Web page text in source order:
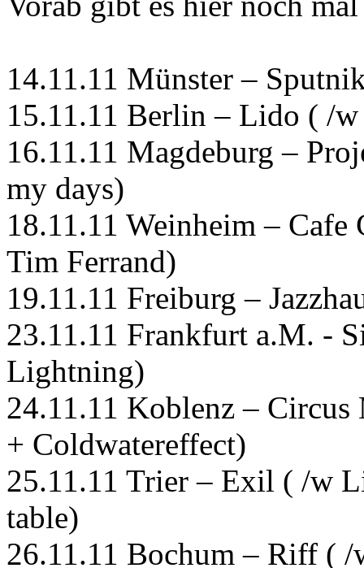
14.11.11 Münster –
15.11.11 Berlin – Lido ( /
16.11.11 Magdeburg –
my days)
18.11.11 Weinheim –
Tim Ferrand)
19.11.11 Freiburg –
23.11.11 Frankfurt a.M. -
Lightning)
24.11.11 Koblenz –
+ Coldwatereffect)
25.11.11 Trier – Exil ( /w
table)
26.11.11 Bochum – Riff (